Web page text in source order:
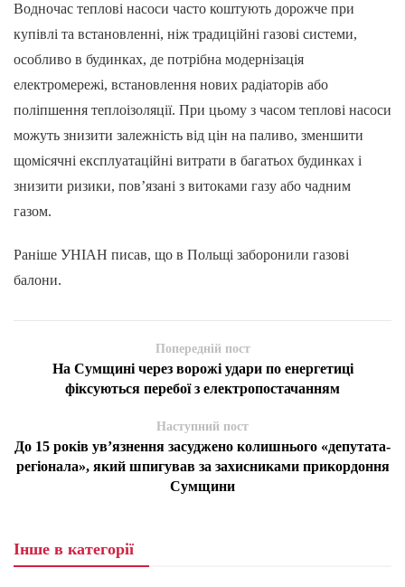
Водночас теплові насоси часто коштують дорожче при
купівлі та встановленні, ніж традиційні газові системи,
особливо в будинках, де потрібна модернізація
електромережі, встановлення нових радіаторів або
поліпшення теплоізоляції. При цьому з часом теплові насоси
можуть знизити залежність від цін на паливо, зменшити
щомісячні експлуатаційні витрати в багатьох будинках і
знизити ризики, пов’язані з витоками газу або чадним
газом.
Раніше УНІАН писав, що в Польщі заборонили газові
балони.
Попередній пост
На Сумщині через ворожі удари по енергетиці
фіксуються перебої з електропостачанням
Наступний пост
До 15 років ув’язнення засуджено колишнього «депутата-
регіонала», який шпигував за захисниками прикордоння
Сумщини
Інше в категорії